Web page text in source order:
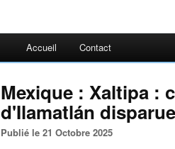
Accueil Contact
Mexique : Xaltipa :
d'Ilamatlán
Publié le 21 Octobre 2025